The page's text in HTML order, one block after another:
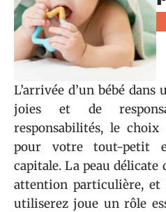
L’arrivée d’un bébé
joies et de
responsabilités, le
pour votre tout-petit
capitale. La peau délicate
attention particulière, et
utiliserez joue un rôle